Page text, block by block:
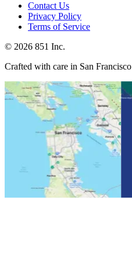
Contact Us
Privacy Policy
Terms of Service
© 2026 851 Inc.
Crafted with care in San Francisco